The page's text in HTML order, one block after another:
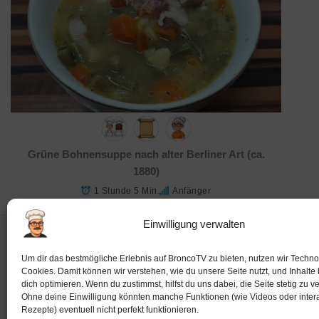
Einwilligung verwalten
Um dir das bestmögliche Erlebnis auf BroncoTV zu bieten, nutzen wir
Cookies. Damit können wir verstehen, wie du unsere Seite nutzt, und Inhalte
dich optimieren. Wenn du zustimmst, hilfst du uns dabei, die Seite stetig zu
Ohne deine Einwilligung könnten manche Funktionen (wie Videos oder
Rezepte) eventuell nicht perfekt funktionieren.
Grüne Bohnensuppe nach alter Berliner Art (ca.
1880)
1 Stunde 5 Min. Anfänger
Impressum